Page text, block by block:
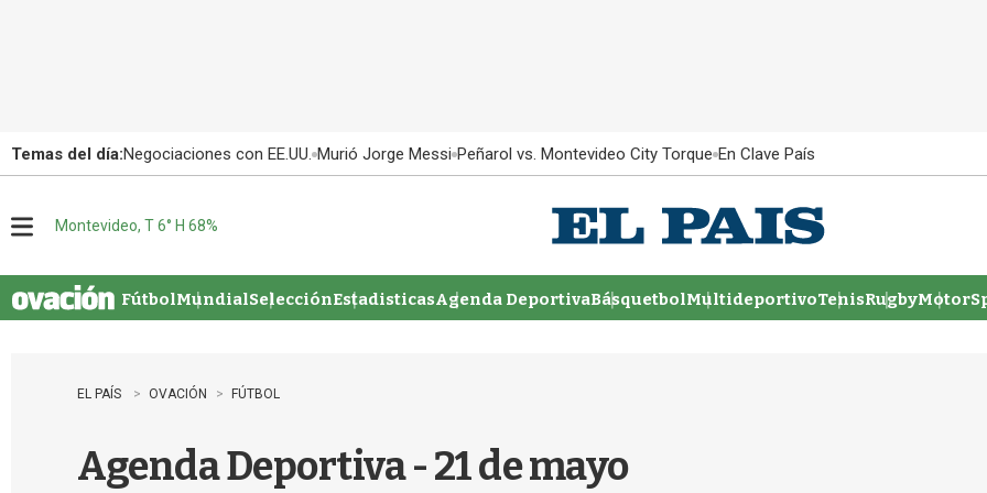
Temas del día:Negociaciones con EE.UU. Murió Jorge Messi Peñarol vs. Montevideo City Torque En Clave País
u
Montevideo, T 6° H 68%
FútbolMundialSelecciónEstadisticasAgenda DeportivaBásquetbolMultideportivoTenisRugby
EL PAÍS OVACIÓN FÚTBOL
Agenda Deportiva - 21 de mayo